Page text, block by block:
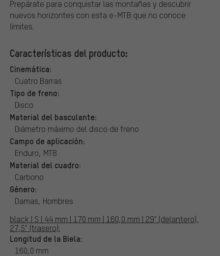
Prepárate para conquistar las montañas y descubrir
nuevos horizontes con esta e-MTB que no conoce
límites.
Características del producto:
Cinemática:
Cuatro Barras
Tipo de freno:
Disco
Material del basculante:
Diámetro máximo del disco de freno
Campo de aplicación:
Enduro, MTB
Material del cuadro:
Carbono
Género:
Damas, Hombres
black | S | 44 mm | 170 mm | 160,0 mm | 29" (delantero),
27,5" (trasero):
Longitud de la Biela:
160,0 mm